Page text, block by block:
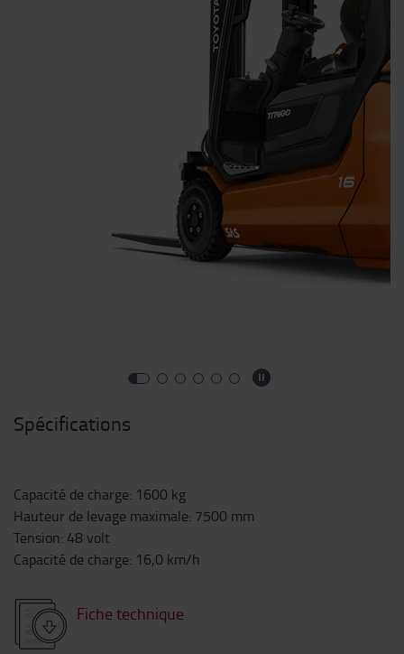
Spécifications
Capacité de charge: 1600 kg
Hauteur de levage maximale: 7500 mm
Tension: 48 volt
Capacité de charge: 16,0 km/h
Fiche technique